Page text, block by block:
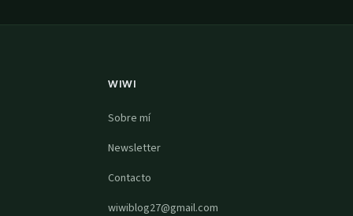
WIWI
Sobre mí
Newsletter
Contacto
wiwiblog27@gmail.com